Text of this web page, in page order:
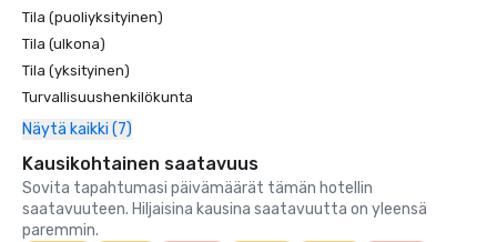
Tila (puoliyksityinen)
Tila (ulkona)
Tila (yksityinen)
Turvallisuushenkilökunta
Näytä kaikki (7)
Kausikohtainen saatavuus
Sovita tapahtumasi päivämäärät tämän hotellin
saatavuuteen. Hiljaisina kausina saatavuutta on yleensä
paremmin.